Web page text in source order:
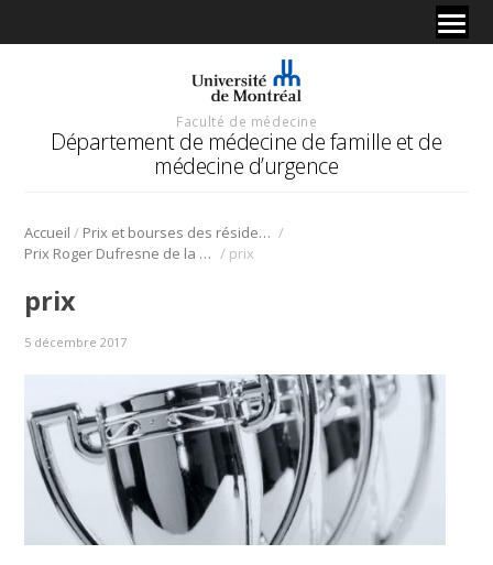
Faculté de médecine
Département de médecine de famille et de
médecine d’urgence
Accueil / Prix et bourses des résidents /
Prix Roger Dufresne de la Société québécoise de gériatrie. / prix
prix
5 décembre 2017